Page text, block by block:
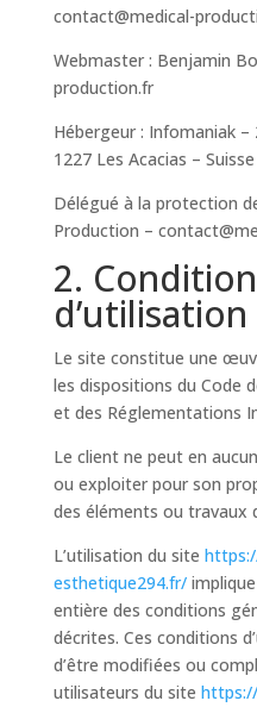
contact@medical-
Webmaster : Benjamin
production.fr
Hébergeur : Infomaniak
1227 Les Acacias –
Délégué à la protection
Production –
2.
Le site constitue une
les dispositions du Code
et des Réglementations
Le client ne peut en
ou exploiter pour son
des éléments ou travaux
L’utilisation du site
esthetique294.fr/implique
entière des conditions
décrites. Ces conditions
d’être modifiées ou
utilisateurs du site